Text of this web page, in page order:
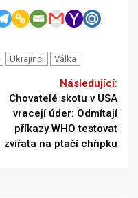
Ukrajinci Válka
Chovatelé skotu v USA
vracejí úder: Odmítají
příkazy WHO testovat
zvířata na ptačí chřipku